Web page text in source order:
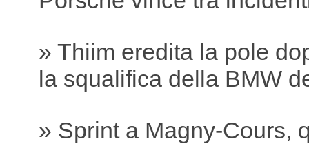
» Thiim eredita la pole
la squalifica della BMW
» Sprint a Magny-Cours,